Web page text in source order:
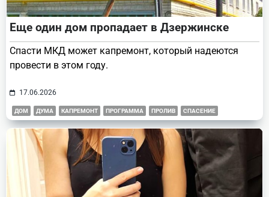
Еще один дом пропадает в Дзержинске
Спасти МКД может капремонт, который надеются
провести в этом году.
17.06.2026
ДОМ ДУМА КАПРЕМОНТ ПРОГРАММА ПРОЛИВ СПАСЕНИЕ